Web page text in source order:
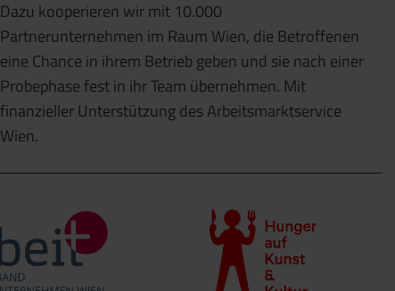
Dazu kooperieren wir mit 10.000
Partnerunternehmen im Raum Wien, die Betroffenen
eine Chance in ihrem Betrieb geben und sie nach einer
Probephase fest in ihr Team übernehmen. Mit
finanzieller Unterstützung des Arbeitsmarktservice
Wien.